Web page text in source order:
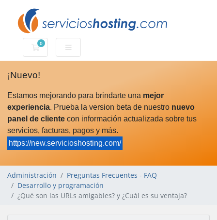
0
Carro de Pedidos
¡Nuevo!
Estamos mejorando para brindarte una mejor
experiencia. Prueba la version beta de nuestro nuevo
panel de cliente con información actualizada sobre tus
servicios, facturas, pagos y más.
https://new.servicioshosting.com/
Administración
Preguntas Frecuentes - FAQ
Desarrollo y programación
¿Qué son las URLs amigables? y ¿Cuál es su ventaja?